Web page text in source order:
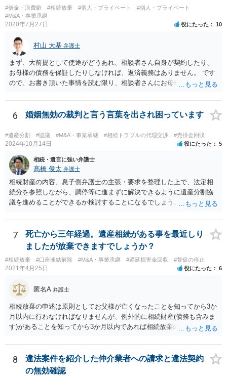
#借金・浪費癖 #相続放棄 #個人・プライベート
#個人・プライベート
#M&A・事業承継
2020年7月27日 役にたった 10
村山 大基 弁護士
まず、大前提として使途がどうあれ、相談者さん自身が契約したり、
お母様の債務を保証したりしなければ、返済義務はありません。 です
ので、お書き頂いた事情を読む限り、相談者さんにお母様の現夫への
も法律相談に行けば同趣旨のことを回答されるので、裁判まではしな
いと思います） ・借りたのは母なので、私は支払いませんと伝える あ
6 婚姻無効の裁判と言う言葉を出され困っています
#遺産分割 #協議 #M&A・事業承継 #相続トラブルの代理交渉 #売掛金回収
2024年10月14日 役にたった 5
相続・遺言に強い弁護士
髙橋 俊太 弁護士
相続財産の内容、息子側弁護士の主張・要求を整理した上で、法定相
続分を参照しながら、調停等に進まずに解決できるように遺産分割協
議を進めることができるか検討することになるでしょう。少なくとも
遺産をまとめて現金でくれ】という要求に応じる必要はありません。
7
死亡から三年経過。遺産相続がある事を最近しり
ましたが放棄できますでしょうか？
#相続放棄 #口座凍結解除 #M&A・事業承継 #遅延損害金回収 #督促の停止
2021年4月25日 役にたった 6
匿名A 弁護士
相続放棄の申述は原則としてお父様が亡くなったことを知ってから3か
月以内に行わなければなりませんが、例外的に相続財産(債務も含みま
す)があることを知ってから3か月以内であれば相続放棄の申述が認め
したら、早急に家裁に行って相続放棄の申述をしたい旨告げて必要な
書類を提出されることをおすすめいたします。 なお、お父様の債務が
他にもあるかもしれないというリスクを考えますと、相続放棄の申述
8
違法案件を紹介した仲介業者への請求と違法契約
の無効確認